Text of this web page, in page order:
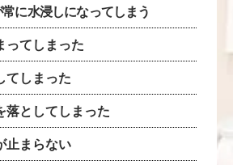
常に水浸しになってしまう
ってしまった
てしまった
落としてしまった
止まらない